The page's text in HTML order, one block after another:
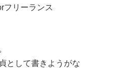
フリーランス
として書きようがな